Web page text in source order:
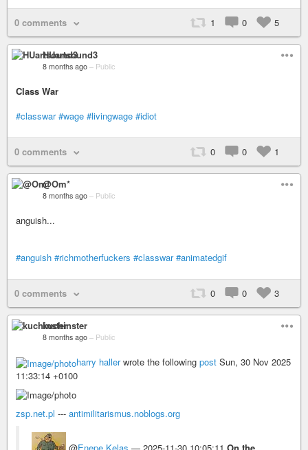
0 comments 1 0 5
HUartsound3
8 months ago – Public
Class War
#classwar #wage #livingwage #idiot
0 comments 0 0 1
@Om*
8 months ago – Public
anguish...
#anguish #richmotherfuckers #classwar #animatedgif
0 comments 0 0 3
kuchinster
8 months ago – Public
harry hallerwrote the following post Sun, 30 Nov 2025
11:33:14 +0100
zsp.net.pl --- antimilitarismus.noblogs.org